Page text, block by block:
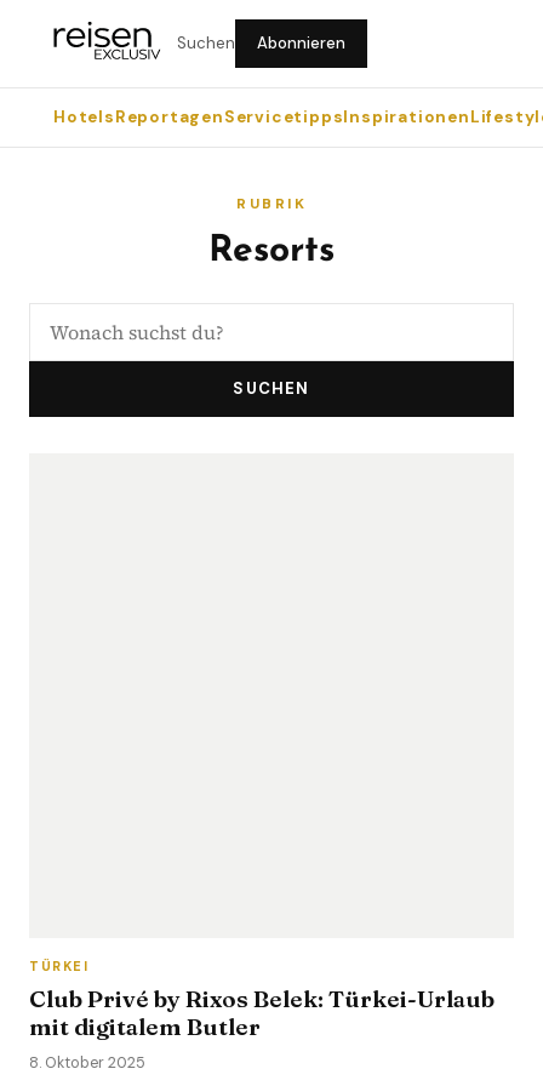
Suchen Abonnieren
HotelsReportagenServicetippsInspirationen
RUBRIK
Resorts
SUCHEN
TÜRKEI
Club Privé by Rixos Belek: Türkei-Urlaub
mit digitalem Butler
8. Oktober 2025